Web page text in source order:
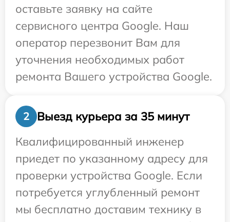
оставьте заявку на сайте
сервисного центра Google. Наш
оператор перезвонит Вам для
уточнения необходимых работ
ремонта Вашего устройства Google.
2
Выезд курьера за 35 минут
Квалифицированный инженер
приедет по указанному адресу для
проверки устройства Google. Если
потребуется углубленный ремонт
мы бесплатно доставим технику в